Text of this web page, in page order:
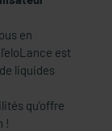
en
est
liquides
qu’offre
!